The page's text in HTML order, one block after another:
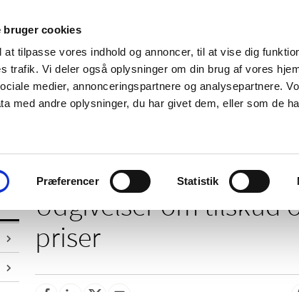
bruger cookies
at tilpasse vores indhold og annoncer, til at vise dig
trafik. Vi deler også oplysninger om din brug af vores
medier, annonceringspartnere og analysepartnere.
med andre oplysninger, du har givet dem, eller som de
Præferencer Statistik
Nyheder Om os
og
Tilskud og
Apoteker og salg
Udgivelser om tilskud
priser